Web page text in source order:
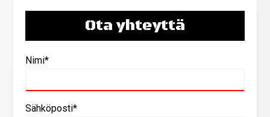
Ota yhteyttä
Nimi*
Sähköposti*